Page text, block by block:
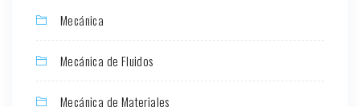
Mecánica
Mecánica de Fluidos
Mecánica de Materiales